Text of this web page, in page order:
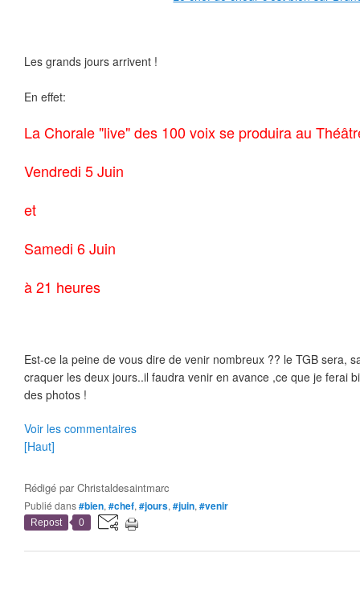
Les grands jours arrivent !
En effet:
La Chorale "live" des 100 voix se produira au
Vendredi 5 Juin
et
Samedi 6 Juin
à 21 heures
Est-ce la peine de vous dire de venir nombreux ?? le TGB sera,
craquer les deux jours..il faudra venir en avance ,ce que je ferai
des photos !
Voir les commentaires
[Haut]
Rédigé parChristaldesaintmarc
Publié dans#bien, #chef, #jours, #juin, #venir
Repost 0